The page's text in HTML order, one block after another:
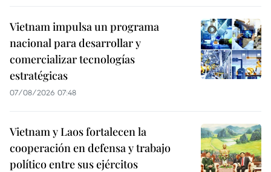
Vietnam impulsa un programa
nacional para desarrollar y
comercializar tecnologías
estratégicas
07/08/2026 07:48
Vietnam y Laos fortalecen la
cooperación en defensa y trabajo
político entre sus ejércitos